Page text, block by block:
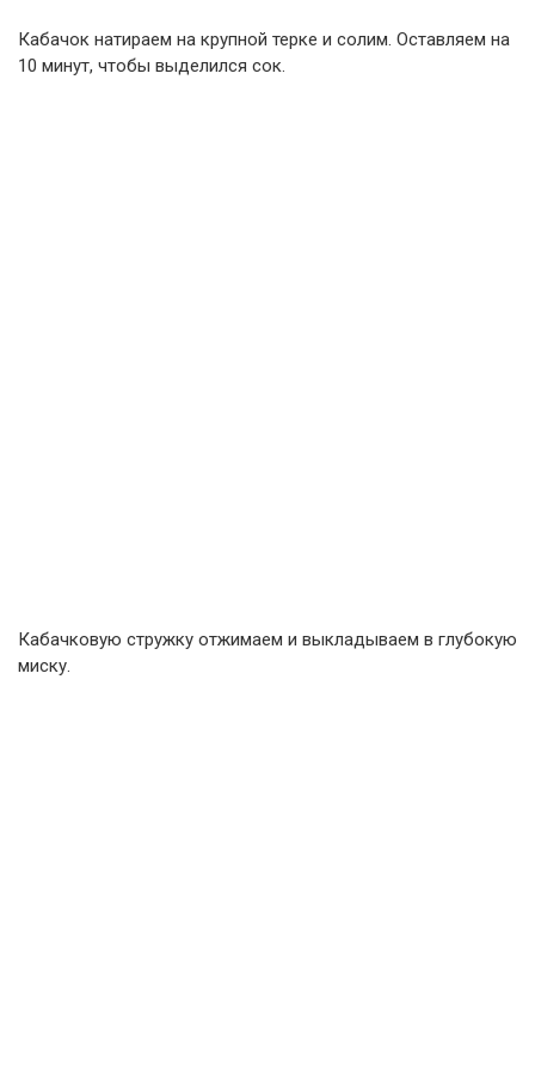
Кабачок натираем на крупной терке и солим. Оставляем на
10 минут, чтобы выделился сок.
Кабачковую стружку отжимаем и выкладываем в глубокую
миску.